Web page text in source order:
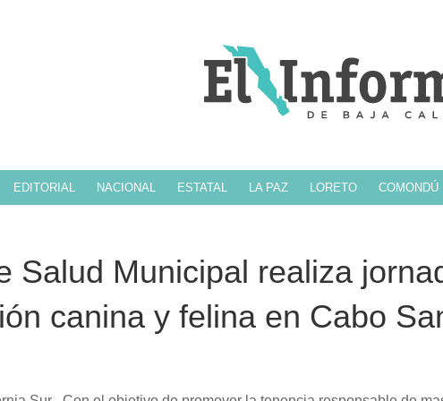
EDITORIAL NACIONAL ESTATAL LA PAZ LORETO COMONDÚ
Salud Municipal realiza
canina y felina en Cabo